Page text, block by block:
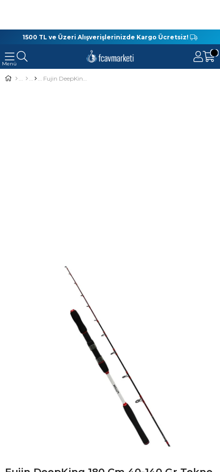
1500 TL ve Üzeri Alışverişlerinizde Kargo Ücretsiz!
Fujin DeepKing 180 Cm 40-140 Gr Tekne / Bot Kamışı